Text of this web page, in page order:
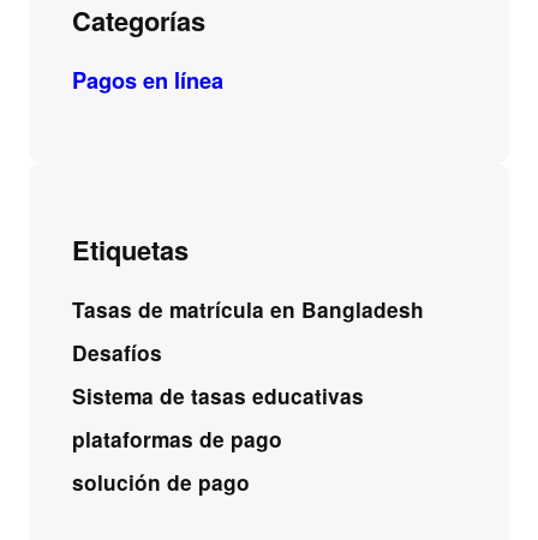
Categorías
Pagos en línea
Etiquetas
Tasas de matrícula en Bangladesh
Desafíos
Sistema de tasas educativas
plataformas de pago
solución de pago